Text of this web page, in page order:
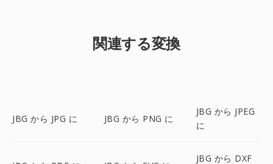
関連する変換
JBG から JPG に JBG から PNG に
JBG から JPEG
に
JBG から DXF